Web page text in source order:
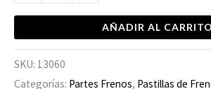
AÑADIR AL CARRITO
SKU: 13060
Categorías: Partes Frenos, Pastillas de